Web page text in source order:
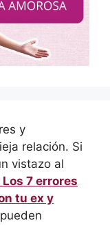
y
relación. Si
vistazo al
7 errores
tu ex y